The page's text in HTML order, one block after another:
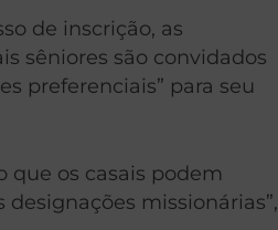
de inscrição, as
sêniores são convidados
preferenciais” para seu
que os casais podem
designações missionárias”,